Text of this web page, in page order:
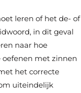
leren of het de- of
in dit geval
naar hoe
met zinnen
het correcte
uiteindelijk